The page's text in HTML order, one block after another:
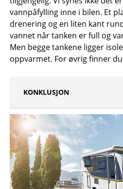
vannpåfylling inne i bilen. Et
drenering og en liten kant
vannet når tanken er full og
Men begge tankene ligger
oppvarmet. For øvrig finner
KONKLUSJON